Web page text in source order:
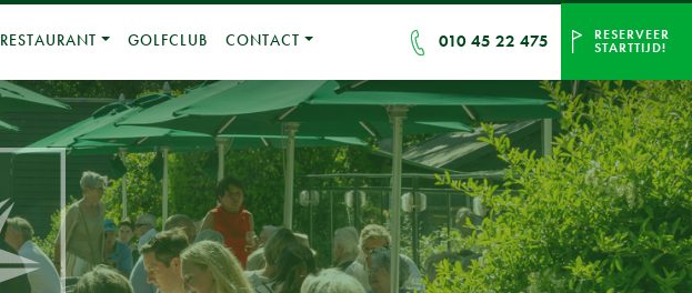
010 45 22 475 RESERVEER
STARTTIJD!
RESTAURANT GOLFCLUB CONTACT